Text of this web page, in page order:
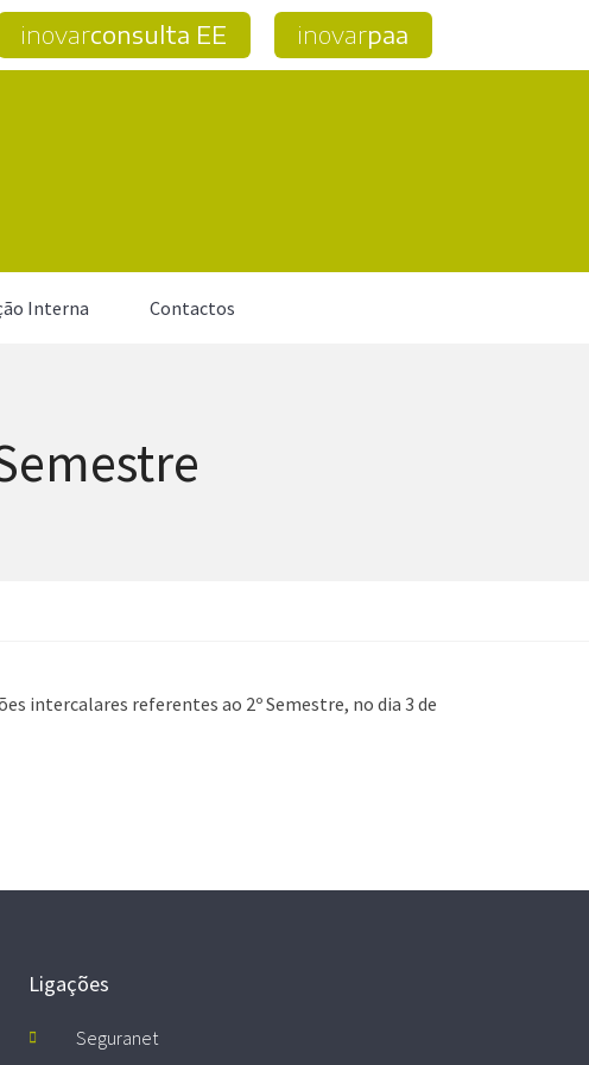
inovarconsulta EE inovarpaa
Interna Contactos
intercalares referentes ao 2º Semestre, no dia 3 de
Ligações
Seguranet